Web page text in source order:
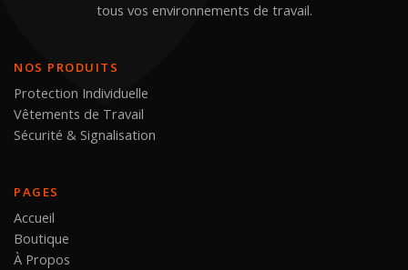
tous vos environnements de travail.
NOS PRODUITS
Protection Individuelle
Vêtements de Travail
Sécurité & Signalisation
PAGES
Accueil
Boutique
À Propos